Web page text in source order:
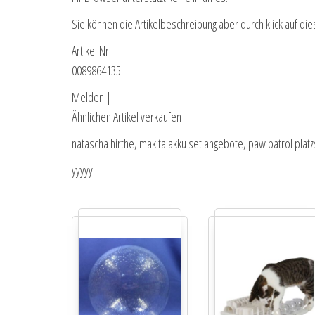
Sie können die Artikelbeschreibung aber durch klick auf
Artikel Nr.:
0089864135
Melden |
Ähnlichen Artikel verkaufen
natascha hirthe, makita akku set angebote, paw patrol
yyyyy